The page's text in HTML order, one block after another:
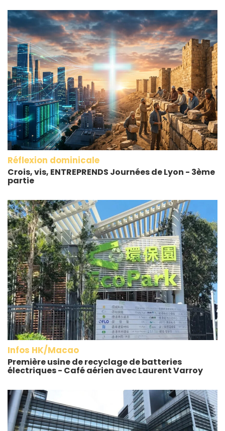
Réflexion dominicale
Crois, vis, ENTREPRENDS Journées de Lyon - 3ème
partie
Infos HK/Macao
Première usine de recyclage de batteries
électriques - Café aérien avec Laurent Varroy